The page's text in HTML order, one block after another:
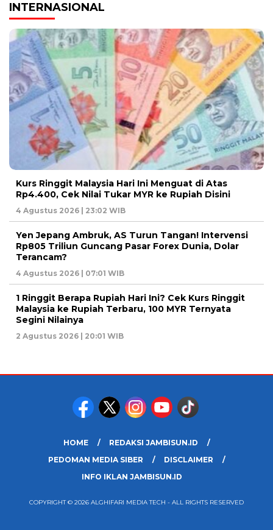
INTERNASIONAL
Kurs Ringgit Malaysia Hari Ini Menguat di Atas
Rp4.400, Cek Nilai Tukar MYR ke Rupiah Disini
4 Agustus 2026 | 23:02 WIB
Yen Jepang Ambruk, AS Turun Tangan! Intervensi
Rp805 Triliun Guncang Pasar Forex Dunia, Dolar
Terancam?
4 Agustus 2026 | 07:01 WIB
1 Ringgit Berapa Rupiah Hari Ini? Cek Kurs Ringgit
Malaysia ke Rupiah Terbaru, 100 MYR Ternyata
Segini Nilainya
2 Agustus 2026 | 20:01 WIB
HOME
REDAKSI JAMBISUN.ID
PEDOMAN MEDIA SIBER
DISCLAIMER
INFO IKLAN JAMBISUN.ID
COPYRIGHT © 2026 ALGHIFARI MEDIA TECH - ALL RIGHTS RESERVED